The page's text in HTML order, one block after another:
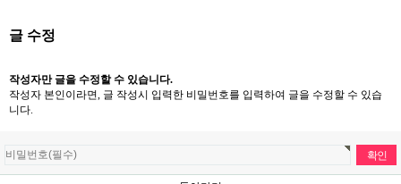
글 수정
작성자만 글을 수정할 수 있습니다.
작성자 본인이라면, 글 작성시 입력한 비밀번호를 입력하여 글을 수정할 수 있습
니다.